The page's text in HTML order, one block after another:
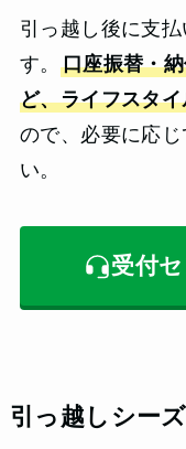
引っ越し後に支
す。 口座振替・
ど、ライフスタ
ので、必要に応
い。
受付
引っ越しシー